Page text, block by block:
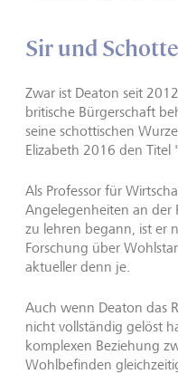
Sir und
Zwar ist Deaton seit
britische Bürgerschaft
seine schottischen
Elizabeth 2016 den Titel
Als Professor für
Angelegenheiten an der
zu lehren begann, ist er
Forschung über
aktueller denn je.
Auch wenn Deaton das
nicht vollständig gelöst
komplexen Beziehung
Wohlbefinden